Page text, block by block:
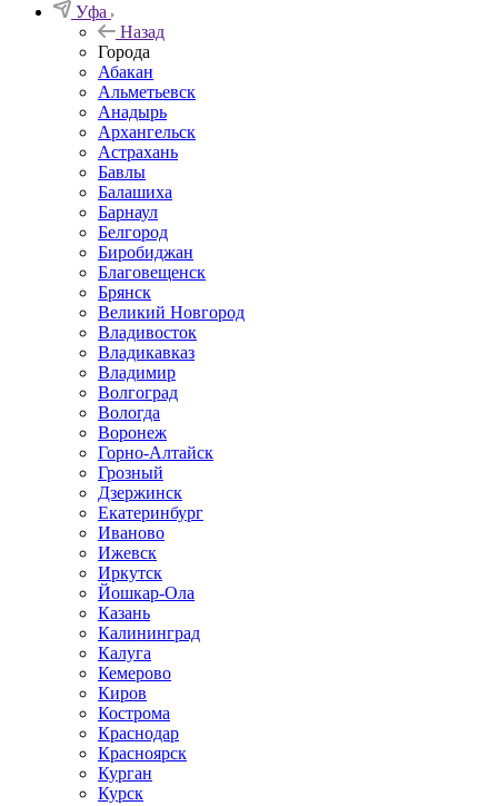
Уфа
Назад
Города
Абакан
Альметьевск
Анадырь
Архангельск
Астрахань
Бавлы
Балашиха
Барнаул
Белгород
Биробиджан
Благовещенск
Брянск
Великий Новгород
Владивосток
Владикавказ
Владимир
Волгоград
Вологда
Воронеж
Горно-Алтайск
Грозный
Дзержинск
Екатеринбург
Иваново
Ижевск
Иркутск
Йошкар-Ола
Казань
Калининград
Калуга
Кемерово
Киров
Кострома
Краснодар
Красноярск
Курган
Курск